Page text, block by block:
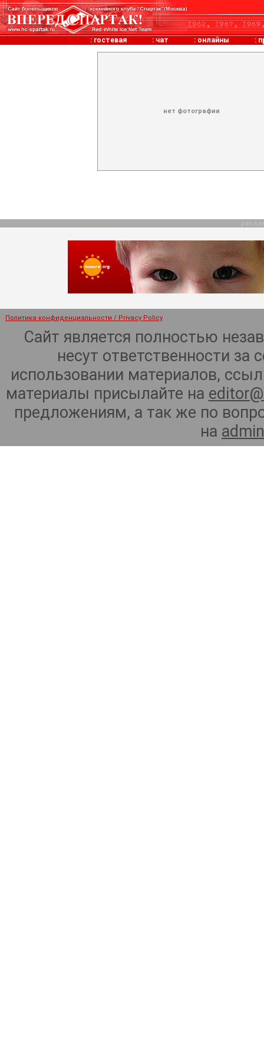
: гостевая : чат : онлайны :
нет фотографии
Политика конфиденциальности / Privacy Policy
Сайт является полностью
несут ответственности
использовании материалов,
материалы присылайте на
предложениям, а так же по
на